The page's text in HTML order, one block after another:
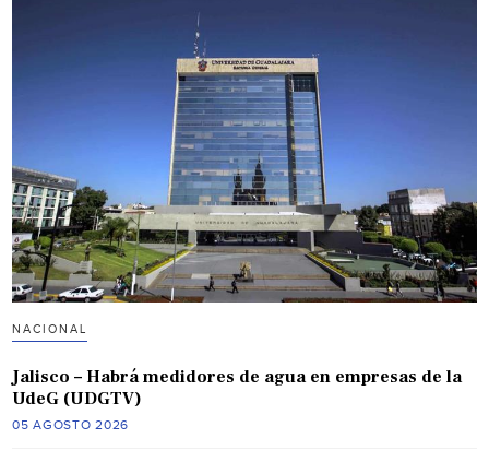
NACIONAL
Jalisco – Habrá medidores de agua en empresas de la
UdeG (UDGTV)
05 AGOSTO 2026